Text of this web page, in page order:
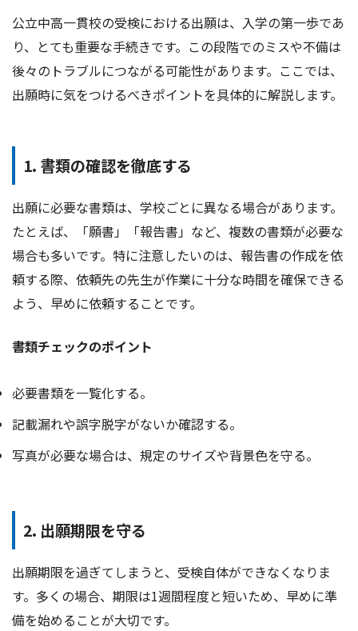
公立中高一貫校の受検における出願は、入学の第一歩であ
り、とても重要な手続きです。この段階でのミスや不備は
後々のトラブルにつながる可能性があります。ここでは、
出願時に気をつけるべきポイントを具体的に解説します。
1. 書類の確認を徹底する
出願に必要な書類は、学校ごとに異なる場合があります。
たとえば、「願書」「報告書」など、複数の書類が必要な
場合も多いです。特に注意したいのは、報告書の作成を依
頼する際、依頼先の先生が作業に十分な時間を確保できる
よう、早めに依頼することです。
書類チェックのポイント
必要書類を一覧化する。
記載漏れや誤字脱字がないか確認する。
写真が必要な場合は、規定のサイズや背景色を守る。
2. 出願期限を守る
出願期限を過ぎてしまうと、受検自体ができなくなりま
す。多くの場合、期限は1週間程度と短いため、早めに準
備を始めることが大切です。